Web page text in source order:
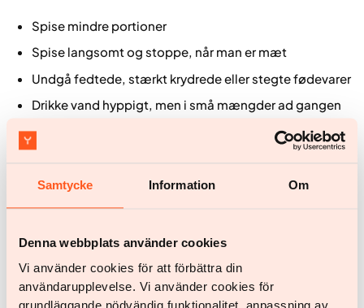
Samtycke Information Om
Denna webbplats använder cookies
Vi använder cookies för att förbättra din
användarupplevelse. Vi använder cookies för
Spise mindre portioner
Spise langsomt og stoppe, når man er mæt
Undgå fedtede, stærkt krydrede eller stegte fødevarer
Drikke vand hyppigt, men i små mængder ad gangen
Undgå kulsyreholdige drikke
Hvis symptomerne ikke forbedres eller i væsentlig grad
påvirker dagligdagen, bør patienten kontakte
Andre bivirkninger
Da GLP-1-receptorer er til stede i hjertet, kan der